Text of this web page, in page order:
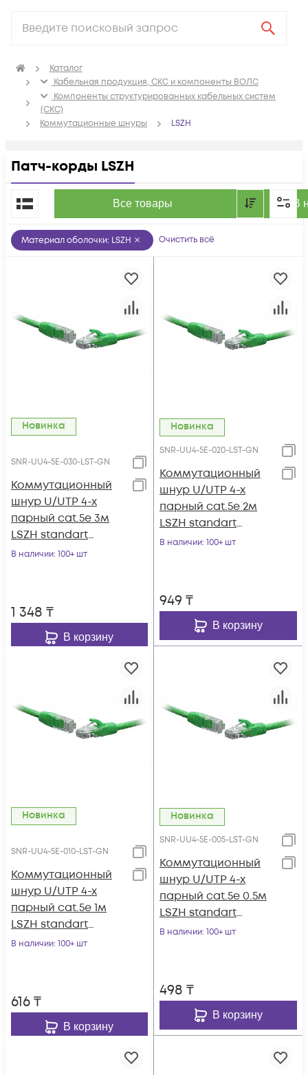
Каталог
Кабельная продукция, СКС и компоненты ВОЛС
Компоненты структурированных кабельных систем
(СКС)
Коммутационные шнуры
LSZH
Патч-корды LSZH
Все товары В
По популярности
Материал оболочки: LSZH Очистить всё
Новинка
SNR-UU4-5E-030-LST-GN
Коммутационный
шнур U/UTP 4-х
парный cat.5e 3м
LSZH standart
зеленый
В наличии: 100+ шт
1 348 ₸
В корзину
Новинка
SNR-UU4-5E-020-LST-GN
Коммутационный
шнур U/UTP 4-х
парный cat.5e 2м
LSZH standart
зеленый
В наличии: 100+ шт
949 ₸
В корзину
Новинка
SNR-UU4-5E-010-LST-GN
Коммутационный
шнур U/UTP 4-х
парный cat.5e 1м
LSZH standart
зеленый
В наличии: 100+ шт
616₸
В корзину
Новинка
SNR-UU4-5E-005-LST-GN
Коммутационный
шнур U/UTP 4-х
парный cat.5e 0.5м
LSZH standart
зеленый
В наличии: 100+ шт
498 ₸
В корзину